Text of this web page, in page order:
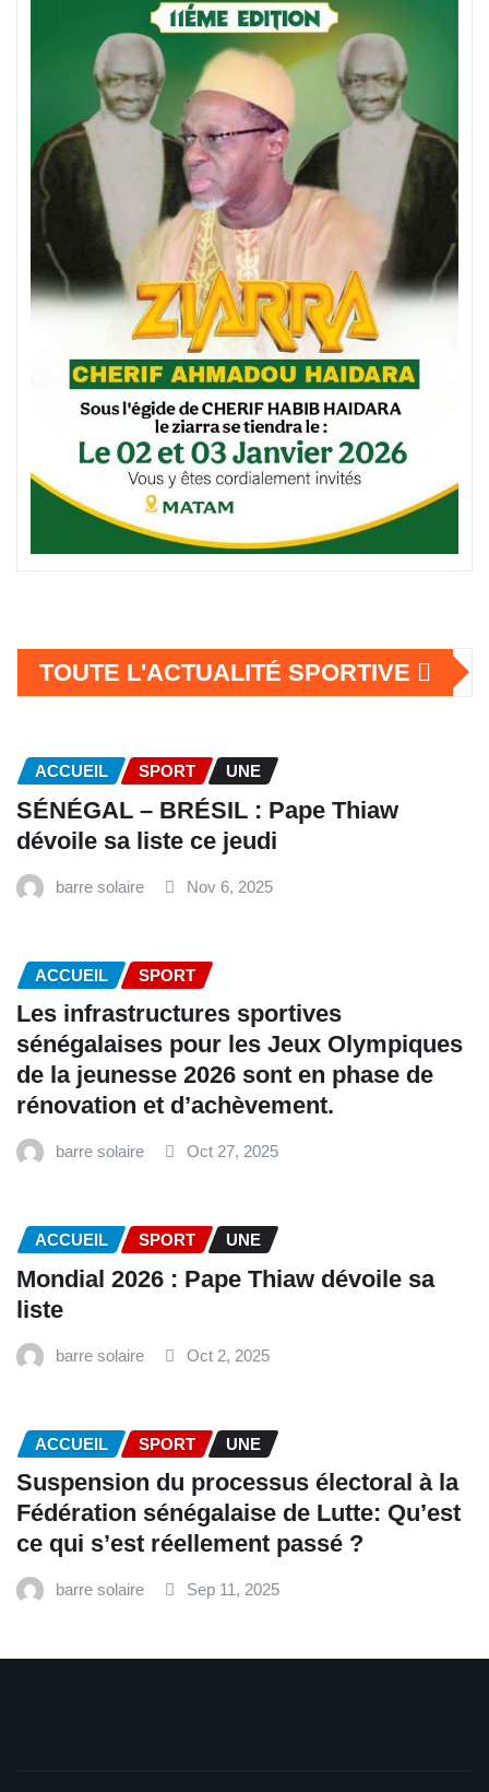
TOUTE L'ACTUALITÉ SPORTIVE
ACCUEIL SPORT UNE
SÉNÉGAL – BRÉSIL : Pape Thiaw
dévoile sa liste ce jeudi
barre solaire Nov 6, 2025
ACCUEIL SPORT
Les infrastructures sportives
sénégalaises pour les Jeux Olympiques
de la jeunesse 2026 sont en phase de
rénovation et d’achèvement.
barre solaire Oct 27, 2025
ACCUEIL SPORT UNE
Mondial 2026 : Pape Thiaw dévoile sa
liste
barre solaire Oct 2, 2025
ACCUEIL SPORT UNE
‎Suspension du processus électoral à la
Fédération sénégalaise de Lutte: Qu’est
ce qui s’est réellement passé ? ‎‎
barre solaire Sep 11, 2025